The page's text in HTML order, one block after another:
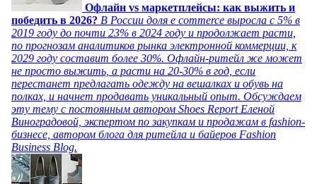
Офлайн vs маркетплейсы: как выжить и
победить в 2026? В России доля e commerce выросла с 5% в
2019 году до почти 23% в 2024 году и продолжает расти,
по прогнозам аналитиков рынка электронной коммерции, к
2029 году составит более 30%. Офлайн-ритейл же может
не просто выжить, а расти на 20-30% в год, если
перестанет предлагать одежду на вешалках и обувь на
полках, и начнет продавать уникальный опыт. Обсуждаем
эту тему с постоянным автором Shoes Report Еленой
Виноградовой, экспертом по закупкам и продажам в fashion-
бизнесе, автором блога для ритейла и байеров Fashion
Business Blog.